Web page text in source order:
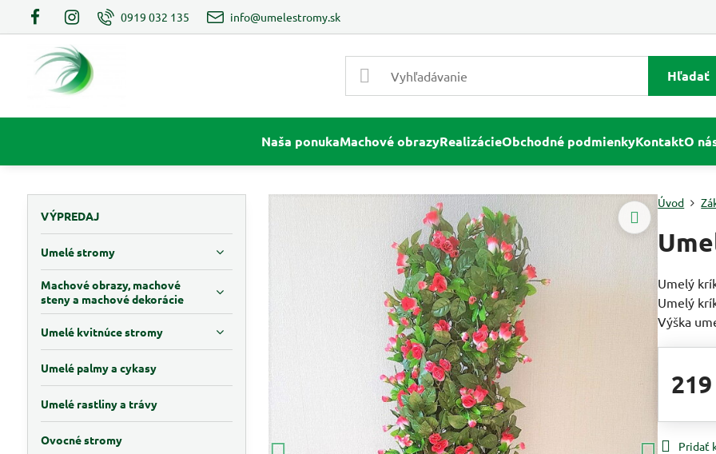
0919 032 135 info@umelestromy.sk
Hľadať
Naša ponukaMachové obrazyRealizácieObchodné podmienkyKontaktO
Úvod
Umelý
Umelý
Výška
Pridať
VÝPREDAJ
Umelé stromy
Machové obrazy, machové
steny a machové dekorácie
Umelé kvitnúce stromy
Umelé palmy a cykasy
Umelé rastliny a trávy
Ovocné stromy